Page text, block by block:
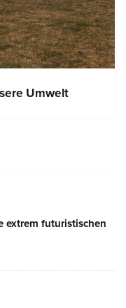
Umwelt
extrem futuristischen